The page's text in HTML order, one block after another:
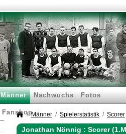
Männer Nachwuchs Fotos
FanshopMänner Spielerstatistik Scorer
Jonathan Nönnig : Scorer